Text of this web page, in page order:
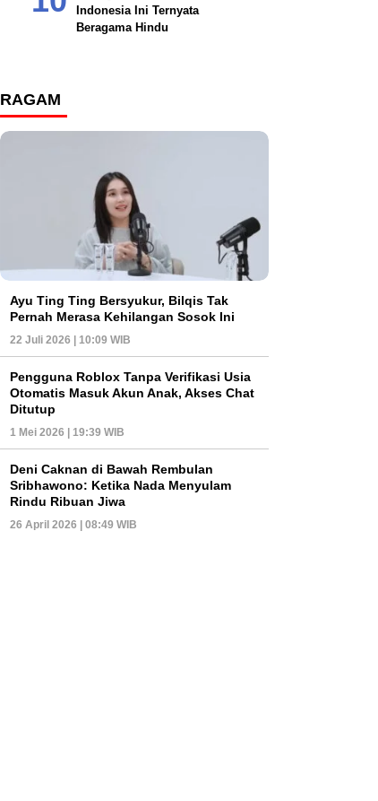
Indonesia Ini Ternyata
Beragama Hindu
RAGAM
Ayu Ting Ting Bersyukur, Bilqis Tak
Pernah Merasa Kehilangan Sosok Ini
22 Juli 2026 | 10:09 WIB
Pengguna Roblox Tanpa Verifikasi Usia
Otomatis Masuk Akun Anak, Akses Chat
Ditutup
1 Mei 2026 | 19:39 WIB
Deni Caknan di Bawah Rembulan
Sribhawono: Ketika Nada Menyulam
Rindu Ribuan Jiwa
26 April 2026 | 08:49 WIB